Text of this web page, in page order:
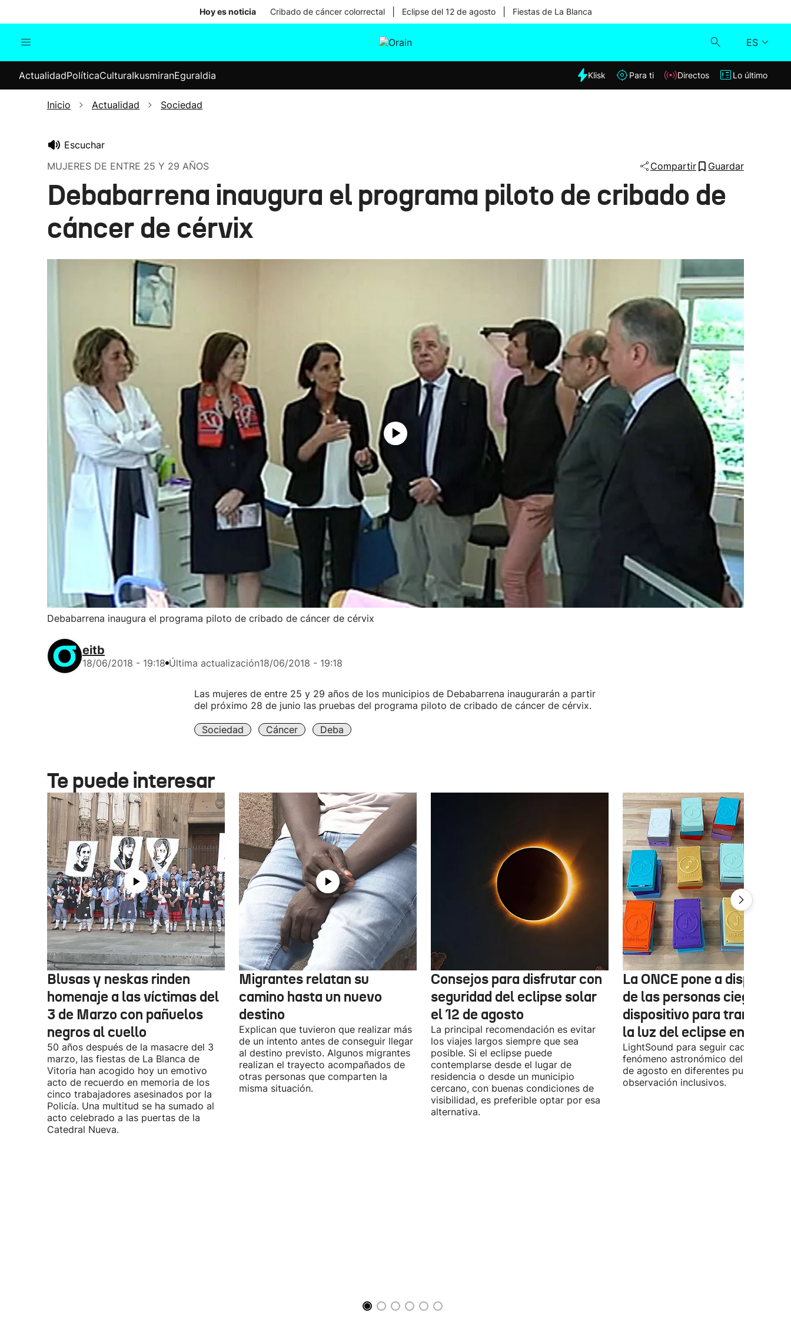
Hoy es noticia Cribado de cáncer colorrectal Eclipse del 12 de agosto Fiestas de La Blanca
ES
Internacional
Elecciones
Klisk
Lo último
ActualidadPolíticaCulturaIkusmiranEguraldia Klisk Para ti Directos Lo último
Inicio Actualidad Sociedad
Escuchar
MUJERES DE ENTRE 25 Y 29 AÑOS
Compartir Guardar
Debabarrena inaugura el programa piloto de cribado de
cáncer de cérvix
Debabarrena inaugura el programa piloto de cribado de cáncer de cérvix
eitb
18/06/2018 - 19:18 Última actualización18/06/2018 - 19:18
Las mujeres de entre 25 y 29 años de los municipios de Debabarrena inaugurarán a partir
del próximo 28 de junio las pruebas del programa piloto de cribado de cáncer de cérvix.
Sociedad Cáncer Deba
Te puede interesar
Blusas y neskas rinden
homenaje a las víctimas del
3 de Marzo con pañuelos
negros al cuello
50 años después de la masacre del 3
marzo, las fiestas de La Blanca de
Vitoria han acogido hoy un emotivo
acto de recuerdo en memoria de los
cinco trabajadores asesinados por la
Policía. Una multitud se ha sumado al
acto celebrado a las puertas de la
Catedral Nueva.
Migrantes relatan su
camino hasta un nuevo
destino
Explican que tuvieron que realizar más
de un intento antes de conseguir llegar
al destino previsto. Algunos migrantes
realizan el trayecto acompañados de
otras personas que comparten la
misma situación.
Consejos para disfrutar con
seguridad del eclipse solar
el 12 de agosto
La principal recomendación es evitar
los viajes largos siempre que sea
posible. Si el eclipse puede
contemplarse desde el lugar de
residencia o desde un municipio
cercano, con buenas condiciones de
visibilidad, es preferible optar por esa
alternativa.
La ONCE pone a
de las personas ciegas un
dispositivo para
la luz del eclipse en
LightSound para seguir cada fase del
fenómeno astronómico del próximo
de agosto en diferentes puntos de
observación inclusivos.